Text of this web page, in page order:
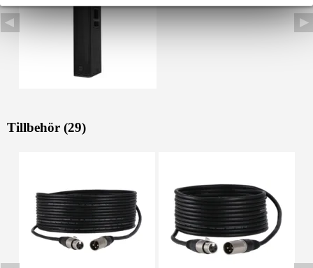
Tillbehör (29)